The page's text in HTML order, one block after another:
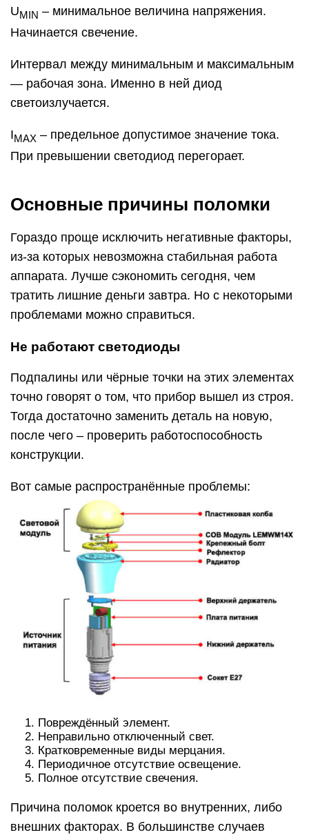
UMIN – минимальное величина напряжения.
Начинается свечение.
Интервал между минимальным и максимальным
— рабочая зона. Именно в ней диод
светоизлучается.
IMAX – предельное допустимое значение тока.
При превышении светодиод перегорает.
Основные причины поломки
Гораздо проще исключить негативные факторы,
из-за которых невозможна стабильная работа
аппарата. Лучше сэкономить сегодня, чем
тратить лишние деньги завтра. Но с некоторыми
проблемами можно справиться.
Не работают светодиоды
Подпалины или чёрные точки на этих элементах
точно говорят о том, что прибор вышел из строя.
Тогда достаточно заменить деталь на новую,
после чего – проверить работоспособность
конструкции.
Вот самые распространённые проблемы:
Повреждённый элемент.
Неправильно отключенный свет.
Кратковременные виды мерцания.
Периодичное отсутствие освещение.
Полное отсутствие свечения.
Причина поломок кроется во внутренних, либо
внешних факторах. В большинстве случаев